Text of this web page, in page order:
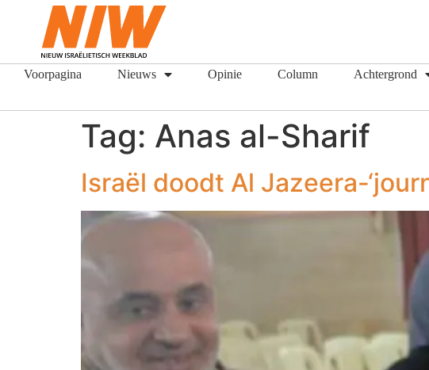
Voorpagina Nieuws Opinie Column Achtergrond
Tag: Anas al-Sharif
Israël doodt Al Jazeera-